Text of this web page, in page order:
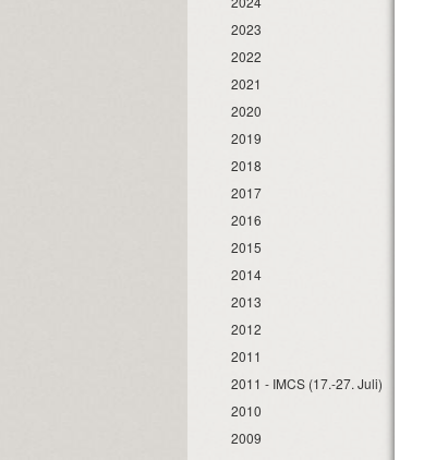
2023
2022
2021
2020
2019
2018
2017
2016
2015
2014
2013
2012
2011
2011 - IMCS (17.-27. Juli)
2010
2009